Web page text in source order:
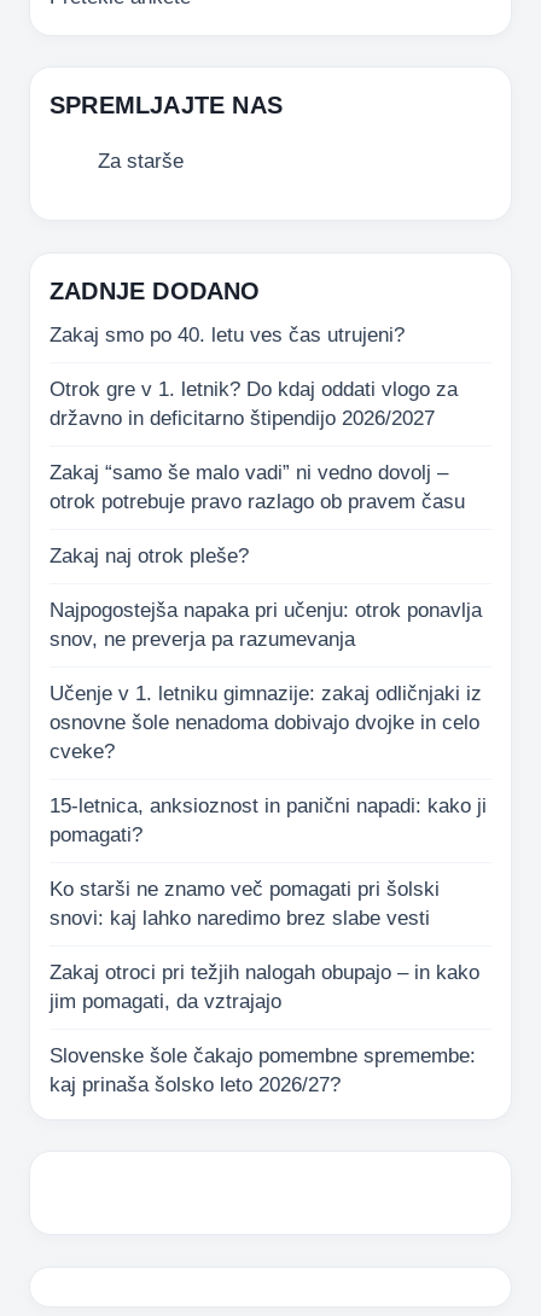
SPREMLJAJTE NAS
Za starše
ZADNJE DODANO
Zakaj smo po 40. letu ves čas utrujeni?
Otrok gre v 1. letnik? Do kdaj oddati vlogo za
državno in deficitarno štipendijo 2026/2027
Zakaj “samo še malo vadi” ni vedno dovolj –
otrok potrebuje pravo razlago ob pravem času
Zakaj naj otrok pleše?
Najpogostejša napaka pri učenju: otrok ponavlja
snov, ne preverja pa razumevanja
Učenje v 1. letniku gimnazije: zakaj odličnjaki iz
osnovne šole nenadoma dobivajo dvojke in celo
cveke?
15-letnica, anksioznost in panični napadi: kako ji
pomagati?
Ko starši ne znamo več pomagati pri šolski
snovi: kaj lahko naredimo brez slabe vesti
Zakaj otroci pri težjih nalogah obupajo – in kako
jim pomagati, da vztrajajo
Slovenske šole čakajo pomembne spremembe:
kaj prinaša šolsko leto 2026/27?